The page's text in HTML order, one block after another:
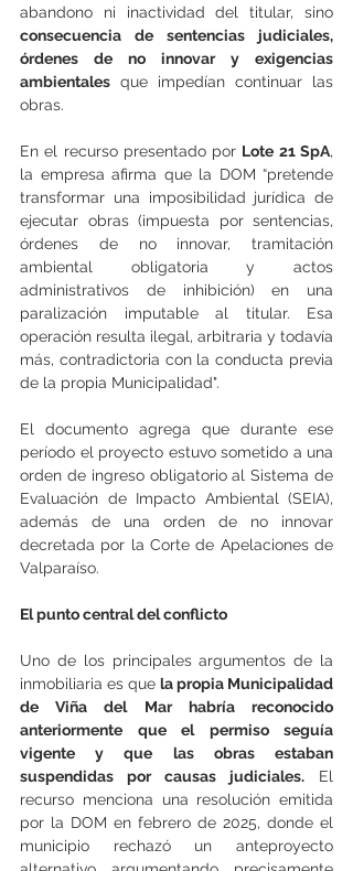
abandono ni inactividad del titular, sino
consecuencia de sentencias judiciales,
órdenes de no innovar y exigencias
ambientales que impedían continuar las
obras.
En el recurso presentado por Lote 21 SpA,
la empresa afirma que la DOM “pretende
transformar una imposibilidad jurídica de
ejecutar obras (impuesta por sentencias,
órdenes de no innovar, tramitación
ambiental obligatoria y actos
administrativos de inhibición) en una
paralización imputable al titular. Esa
operación resulta ilegal, arbitraria y todavía
más, contradictoria con la conducta previa
de la propia Municipalidad".
El documento agrega que durante ese
período el proyecto estuvo sometido a una
orden de ingreso obligatorio al Sistema de
Evaluación de Impacto Ambiental (SEIA),
además de una orden de no innovar
decretada por la Corte de Apelaciones de
Valparaíso.
El punto central del conflicto
Uno de los principales argumentos de la
inmobiliaria es que la propia Municipalidad
de Viña del Mar habría reconocido
anteriormente que el permiso seguía
vigente y que las obras estaban
suspendidas por causas judiciales. El
recurso menciona una resolución emitida
por la DOM en febrero de 2025, donde el
municipio rechazó un anteproyecto